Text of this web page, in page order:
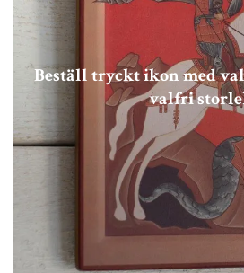
Beställ tryckt ikon med
valfri